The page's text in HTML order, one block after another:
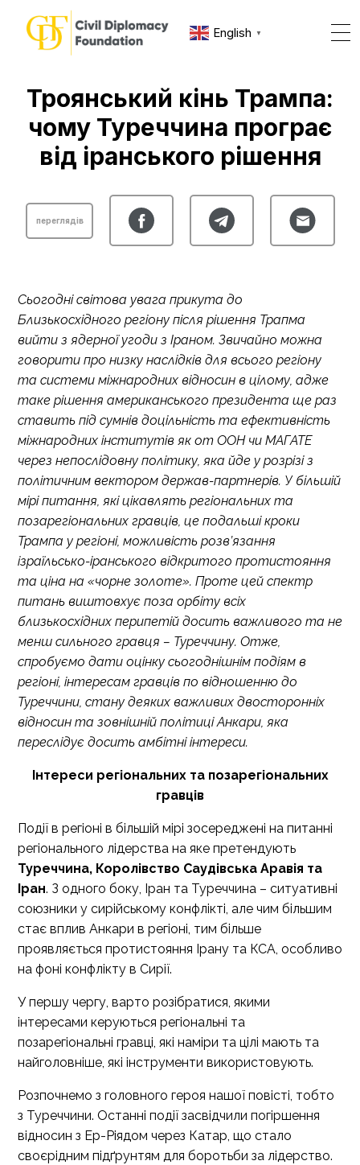
English ▼
Троянський кінь Трампа:
чому Туреччина програє
від іранського рішення
переглядів
Сьогодні світова увага прикута до
Близькосхідного регіону після рішення Трапма
вийти з ядерної угоди з Іраном. Звичайно можна
говорити про низку наслідків для всього регіону
та системи міжнародних відносин в цілому, адже
таке рішення американського президента ще раз
ставить під сумнів доцільність та ефективність
міжнародних інститутів як от ООН чи МАГАТЕ
через непослідовну політику, яка йде у розрізі з
політичним вектором держав-партнерів. У більшій
мірі питання, які цікавлять регіональних та
позарегіональних гравців, це подальші кроки
Трампа у регіоні, можливість розв’язання
ізраїльсько-іранського відкритого протистояння
та ціна на «чорне золоте». Проте цей спектр
питань виштовхує поза орбіту всіх
близькосхідних перипетій досить важливого та не
менш сильного гравця – Туреччину. Отже,
спробуємо дати оцінку сьогоднішнім подіям в
регіоні, інтересам гравців по відношенню до
Туреччини, стану деяких важливих двосторонніх
відносин та зовнішній політиці Анкари, яка
переслідує досить амбітні інтереси.
Інтереси регіональних та позарегіональних
гравців
Події в регіоні в більшій мірі зосереджені на питанні
регіонального лідерства на яке претендують
Туреччина, Королівство Саудівська Аравія та
Іран. З одного боку, Іран та Туреччина – ситуативні
союзники у сирійському конфлікті, але чим більшим
стає вплив Анкари в регіоні, тим більше
проявляється протистояння Ірану та КСА, особливо
на фоні конфлікту в Сирії.
У першу чергу, варто розібратися, якими
інтересами керуються регіональні та
позарегіональні гравці, які наміри та цілі мають та
найголовніше, які інструменти використовують.
Розпочнемо з головного героя нашої повісті, тобто
з Туреччини. Останні події засвідчили погіршення
відносин з Ер-Ріядом через Катар, що стало
своєрідним підґрунтям для боротьби за лідерство.